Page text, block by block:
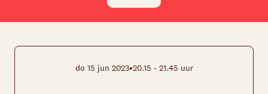
do 15 jun 2023•20.15 - 21.45 uur